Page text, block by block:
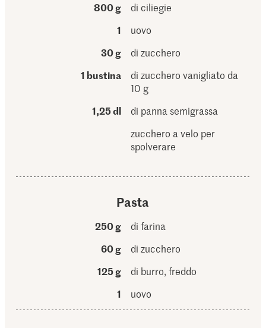
800 g
di ciliegie
1
uovo
30 g
di zucchero
1 bustina
di zucchero vanigliato da
10 g
1,25 dl
di panna semigrassa
zucchero a velo per
spolverare
Pasta
250 g
di farina
60 g
di zucchero
125 g
di burro, freddo
1
uovo